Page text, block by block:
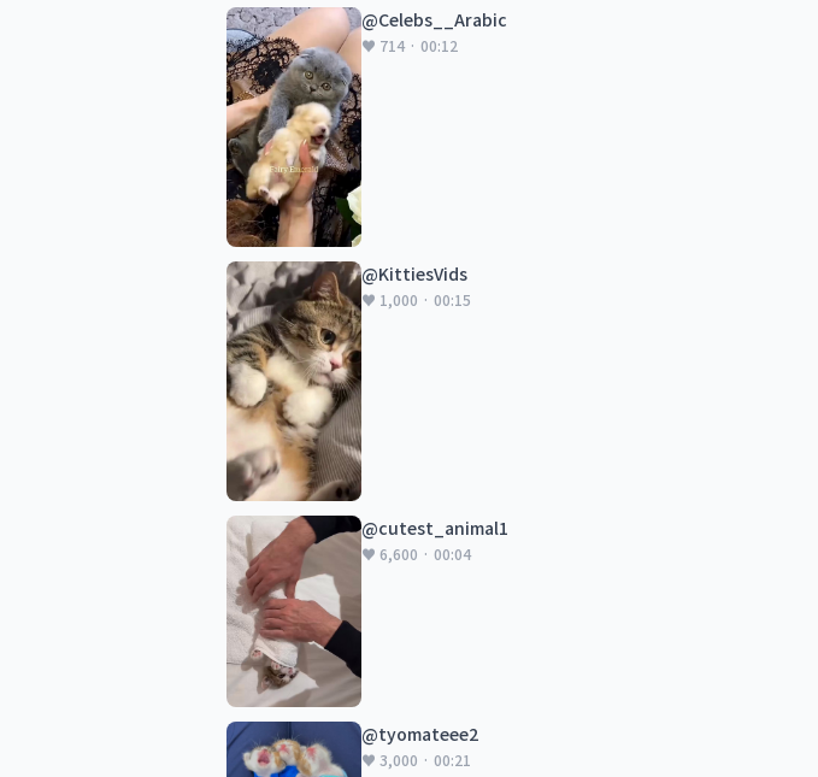
@Celebs__Arabic
♥ 714 · 00:12
@KittiesVids
♥ 1,000 · 00:15
@cutest_animal1
♥ 6,600 · 00:04
@tyomateee2
♥ 3,000 · 00:21